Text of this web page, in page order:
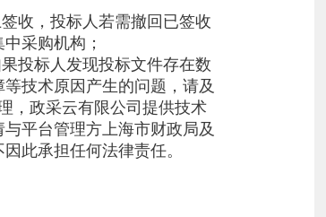
收，投标人若需撤回已签收
采购机构；
投标人发现投标文件存在数
技术原因产生的问题，请及
，政采云有限公司提供技术
平台管理方上海市财政局及
此承担任何法律责任。